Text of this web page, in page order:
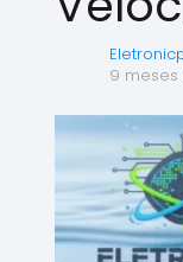
9 meses